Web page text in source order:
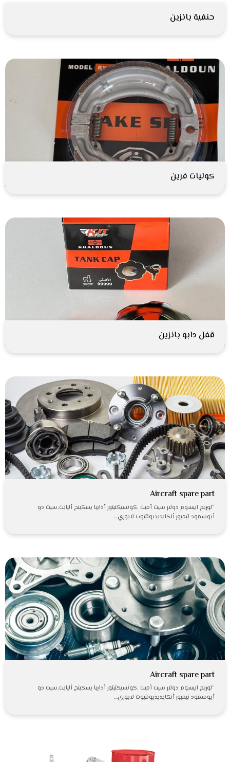
حنفية بانزين
كوليات فرين
قفل دابو بانزين
Aircraft spare part
“لوريم ايبسوم دولار سيت أميت ,كونسيكتيتور أدايبا يسكينج أليايت,سيت دو
أيوسمود تيمبور أنكايديديونتيوت لابوري…
Aircraft spare part
“لوريم ايبسوم دولار سيت أميت ,كونسيكتيتور أدايبا يسكينج أليايت,سيت دو
أيوسمود تيمبور أنكايديديونتيوت لابوري…